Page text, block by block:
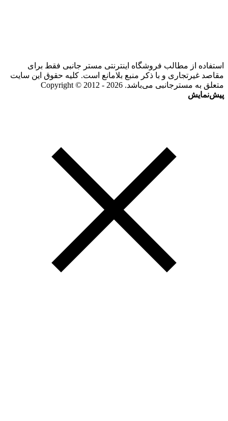
استفاده از مطالب فروشگاه اینترنتی مستر جانبی فقط برای
مقاصد غیرتجاری و با ذکر منبع بلامانع است. کلیه حقوق این سایت
متعلق به مسترجانبی می‌باشد. Copyright © 2012 - 2026
پیش‌نمایش